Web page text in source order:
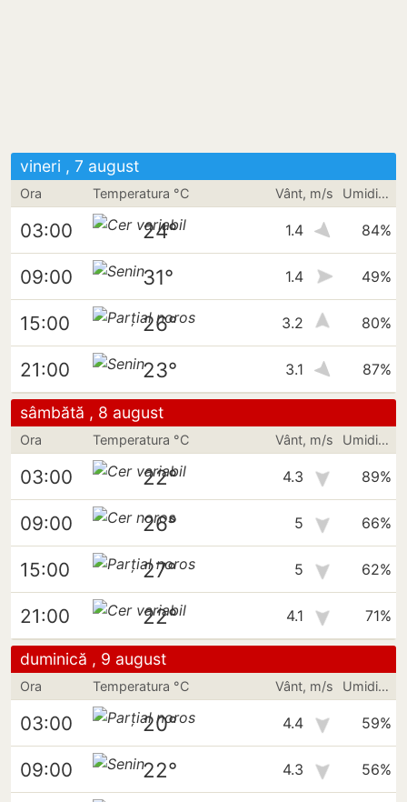
vineri , 7 august
Ora Temperatura °C Vânt, m/s Umiditate
03:00 24° 1.4 84%
09:00 31° 1.4 49%
15:00 26° 3.2 80%
21:00 23° 3.1 87%
sâmbătă , 8 august
Ora Temperatura °C Vânt, m/s Umiditate
03:00 22° 4.3 89%
09:00 26° 5 66%
15:00 27° 5 62%
21:00 22° 4.1 71%
duminică , 9 august
Ora Temperatura °C Vânt, m/s Umiditate
03:00 20° 4.4 59%
09:00 22° 4.3 56%